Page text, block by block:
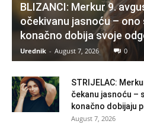
BLIZANCI: Merkur 9.
očekivanu jasnoću –
konačno dobija svoje
Urednik - August 7, 2026 0
STRIJELAC:
čekanu jasnoću –
konačno dobijaju
August 7, 2026